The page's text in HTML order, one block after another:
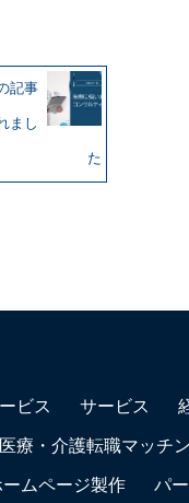
記事
まし
た
ビス サービス
医療・介護転職マッチ
ームページ製作 パ